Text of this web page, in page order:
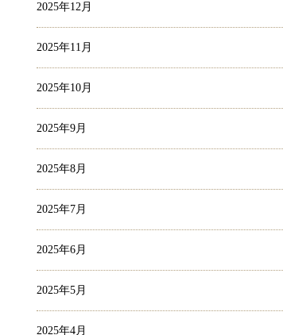
2025年12月
2025年11月
2025年10月
2025年9月
2025年8月
2025年7月
2025年6月
2025年5月
2025年4月